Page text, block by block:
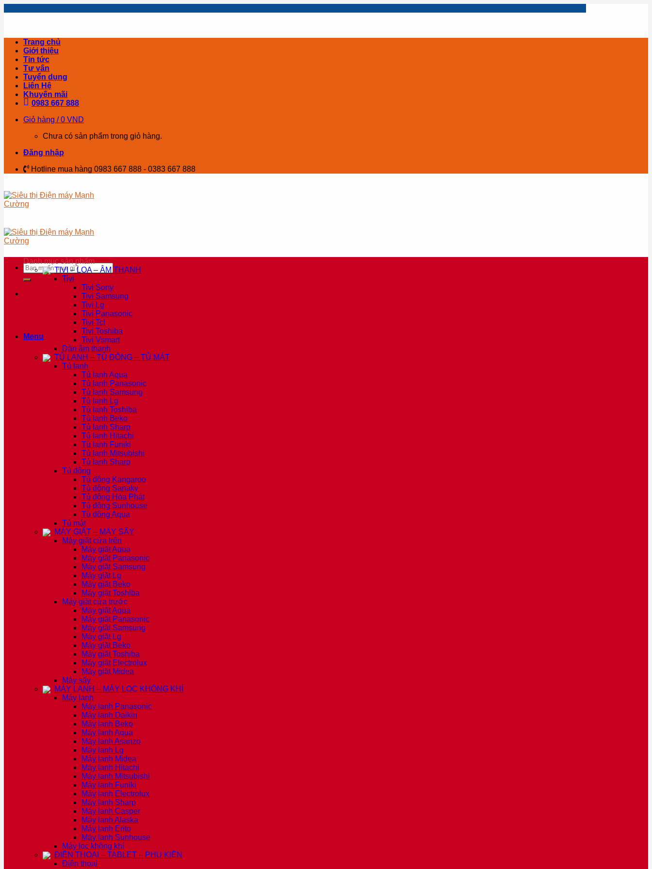
Trang chủ
Giới thiệu
Tin tức
Tư vấn
Tuyển dụng
Liên Hệ
Khuyến mãi
0983 667 888
Giỏ hàng /0 VND
Chưa có sản phẩm trong giỏ hàng.
Đăng nhập
Hotline mua hàng 0983 667 888 - 0383 667 888
Tìm
kiếm:
Menu
Danh mục sản phẩm
TIVI – LOA – ÂM THANH
Tivi
Tivi Sony
Tivi Samsung
Tivi Lg
Tivi Panasonic
Tivi Tcl
Tivi Toshiba
Tivi Vsmart
Dàn âm thanh
TỦ LẠNH – TỦ ĐÔNG – TỦ MÁT
Tủ lạnh
Tủ lạnh Aqua
Tủ lạnh Panasonic
Tủ lạnh Samsung
Tủ lạnh Lg
Tủ lạnh Toshiba
Tủ lạnh Beko
Tủ lạnh Sharp
Tủ lạnh Hitachi
Tủ lạnh Funiki
Tủ lạnh Mitsubishi
Tủ lạnh Sharp
Tủ đông
Tủ đông Kangaroo
Tủ đông Sanaky
Tủ đông Hòa Phát
Tủ đông Sunhouse
Tủ đông Aqua
Tủ mát
MÁY GIẶT – MÁY SẤY
Máy giặt cửa trên
Máy giặt Aqua
Máy giặt Panasonic
Máy giặt Samsung
Máy giặt Lg
Máy giặt Beko
Máy giặt Toshiba
Máy giặt cửa trước
Máy giặt Aqua
Máy giặt Panasonic
Máy giặt Samsung
Máy giặt Lg
Máy giặt Beko
Máy giặt Toshiba
Máy giặt Electrolux
Máy giặt Midea
Máy sấy
MÁY LẠNH – MÁY LỌC KHÔNG KHÍ
Máy lạnh
Máy lạnh Panasonic
Máy lạnh Daikin
Máy lạnh Beko
Máy lạnh Aqua
Máy lạnh Asanzo
Máy lạnh Lg
Máy lạnh Midea
Máy lạnh Hitachi
Máy lạnh Mitsubishi
Máy lạnh Funiki
Máy lạnh Electrolux
Máy lạnh Sharp
Máy lạnh Casper
Máy lạnh Alaska
Máy lạnh Erito
Máy lạnh Sunhouse
Máy lọc không khí
ĐIỆN THOẠI – TABLET – PHỤ KIỆN
Điện thoại